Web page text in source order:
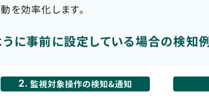
を効率化します。
に事前に設定している場合の検知